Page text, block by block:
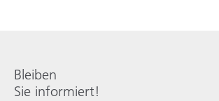
Bleiben
Sie informiert!